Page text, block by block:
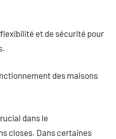
et de sécurité pour
des maisons
dans le
closes. Dans certaines